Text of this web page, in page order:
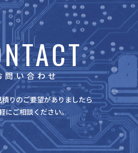
問い合わせ
りのご要望がありましたら
にご相談ください。